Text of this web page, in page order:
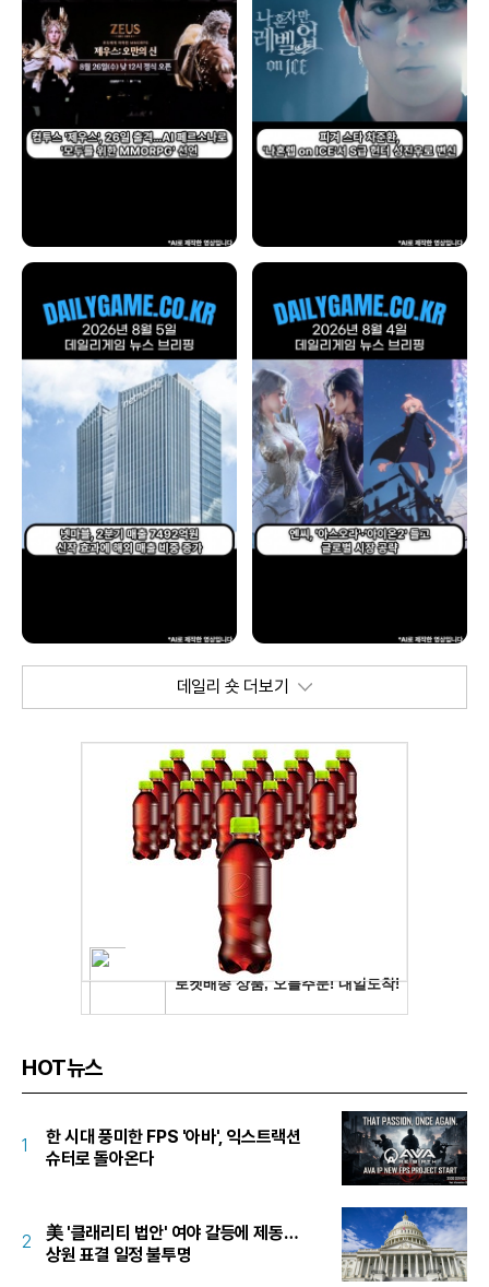
데일리 숏 더보기
HOT뉴스
1
한 시대 풍미한 FPS '아바', 익스트랙션
슈터로 돌아온다
2
美 '클래리티 법안' 여야 갈등에 제동…
상원 표결 일정 불투명